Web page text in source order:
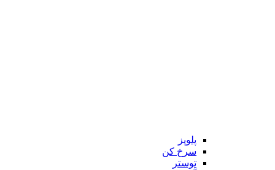
پلوپز
سرخ کن
توستر